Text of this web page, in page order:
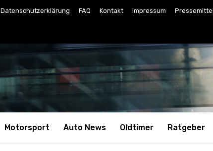
Datenschutzerklärung FAQ Kontakt Impressum
Motorsport Auto News Oldtimer Ratgeber